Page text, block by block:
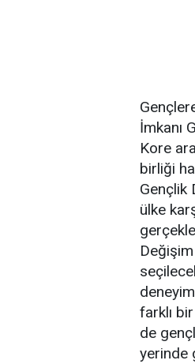
İmkanı
Kore
birliği
Gençlik
ülke
farklı
de
yerinde